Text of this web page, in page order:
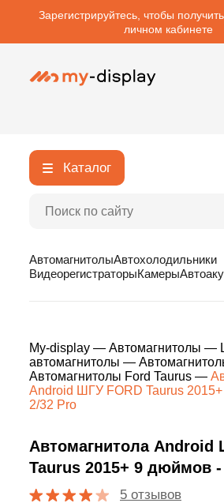
Зарегистрируйтесь, чтобы
личном кабинете
Каталог
АвтомагнитолыАвтохолодильники
ВидеорегистраторыКамеры
My-display — Автомагнитолы —
автомагнитолы —
Автомагнитолы Ford Taurus —
Android ШГУ FORD Taurus
2/32 Pro
Автомагнитола Android
Taurus 2015+ 9 дюймов -
5 отзывов